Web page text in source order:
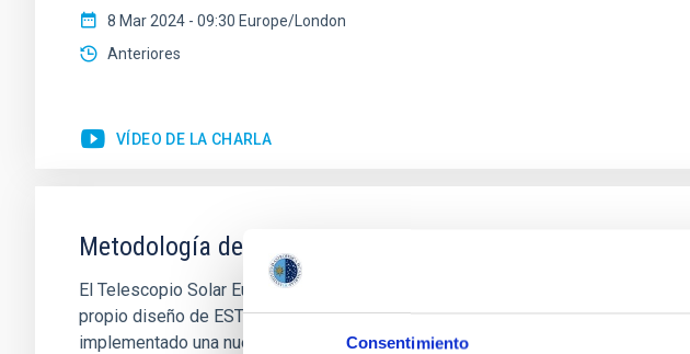
Consentimiento
8 Mar 2024 - 09:30 Europe/London
Anteriores
VÍDEO DE LA CHARLA
Metodología de cálculo del 'seeing' local en el Telescopio
El Telescopio Solar Europeo (EST) se construirá en el Observatorio del
propio diseño de EST puede influir en estas condiciones y afectar a su calidad
implementado una nueva